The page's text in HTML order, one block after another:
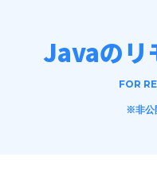
Javaのリ
FOR
※非公